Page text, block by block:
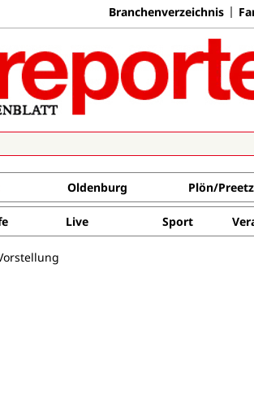
Branchenverzeichnis
Oldenburg Plön/Preetz
Live Sport